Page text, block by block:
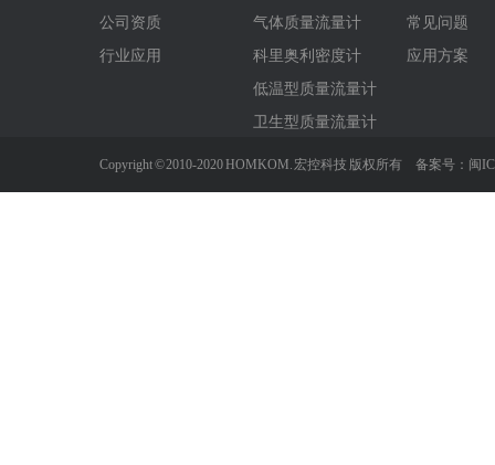
公司资质
行业应用
气体质量流量计
科里奥利密度计
低温型质量流量计
卫生型质量流量计
常见问题
应用方案
Copyright © 2010-2020 HOMKOM. 宏控科技 版权所有 备案号： 闽